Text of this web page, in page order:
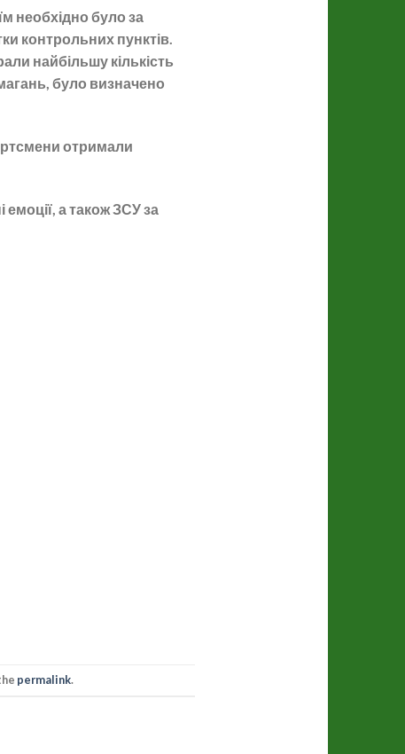
необхідно було за
контрольних пунктів.
найбільшу кількість
було визначено
отримали
а також ЗСУ за
permalink.